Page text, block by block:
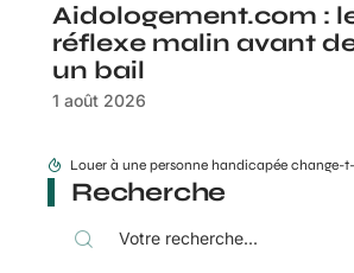
Aidologement.com :
réflexe malin avant
un bail
1 août 2026
Recherche